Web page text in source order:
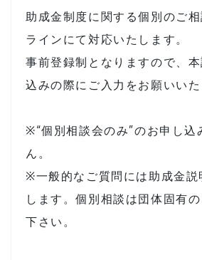
助成金制度に関する個別のご
ラインにて対応いたします。
事前登録制となりますので、本
込みの際にご入力をお願いいた
※“個別相談会のみ”のお申し込
ん。
※一般的なご質問には助成金説
します。個別相談は団体固有
下さい。